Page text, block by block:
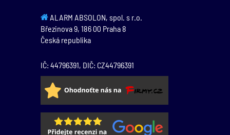
ALARM ABSOLON, spol. s r.o.
Březinova 9, 186 00 Praha 8
Česká republika
IČ: 44796391, DIČ: CZ44796391